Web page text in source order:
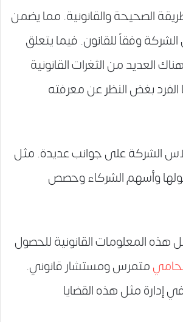
الصحيحة والقانونية. مما يضمن
وفقاً للقانون. فيما يتعلق
العديد من الثغرات القانونية
الفرد بغض النظر عن معرفته
الشركة على جوانب عديدة. مثل
وأسهم الشركاء وحصص
المعلومات القانونية للحصول
متمرس ومستشار قانوني.
إدارة مثل هذه القضايا